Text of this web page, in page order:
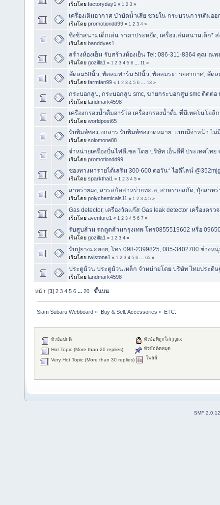
เริ่มโดย factoryday1 « 1 2 3 »
เครื่องเติมอากาศ บำบัดน้ำเสีย ช่วยใน กระบวนการเติมอ
เริ่มโดย promotiondd99 « 1 2 3 4 »
ชิงช้าสนามเด็กเล่น ราคาประหยัด, เครื่องเล่นสนามเด็ก*
เริ่มโดย banddyes1
สร้างห้องเย็น รับสร้างห้องเย็น Tel: 086-311-8364 คุณ ณพ
เริ่มโดย gozilla1 « 1 2 3 4 5 6 11 »
พัดลม50นิ้ว, พัดลมฟาร์ม 50นิ้ว, พัดลมระบายอากาศ, พัด
เริ่มโดย farmfan99 « 1 2 3 4 5 6 13 »
กระบอกสูบ, กระบอกสูบ smc, ขายกระบอกสูบ smc ติดต่
เริ่มโดย landmark4598
เครื่องกรองน้ำดื่มอาร์โอ เครื่องกรองน้ำดื่ม ที่มีเทคโนโย
เริ่มโดย worldpost65
รับพิมพ์ซองเอกสาร รับพิมพ์ซองจดหมาย. แบบมีจ่าหน้า ไ
เริ่มโดย solomone88
จำหน่ายเครื่องปั่นไฟดีเซล โดย บริษัท เอ็นดีที ประเทศไทย
เริ่มโดย promotiondd99
ช่องทางหารายได้เสริม 300-600 ต่อวัน* ไอดีไลน์
เริ่มโดย sparkthai1 « 1 2 3 4 5 »
สาหร่ายผง, สารสกัดสาหร่ายทะเล, สาหร่ายสกัด, ปุ๋ยสาหร่
เริ่มโดย polychemicals11 « 1 2 3 4 5 »
Gas detector, เครื่องวัดแก๊ส Gas leak detector เครื่องตรว
เริ่มโดย aventure1 « 1 2 3 4 5 6 7 »
รับสูบส้วม รถดูดส้วมกรุงเทพ โทร0855519602 หรือ
เริ่มโดย gozilla1 « 1 2 3 4 »
รับปูยางมะตอย, โทร 098-2399825, 085-3402700 ช่างห
เริ่มโดย twistone1 « 1 2 3 4 5 6 65 »
ประตูม้วน ประตูม้วนเหล็ก จำหน่ายโดย บริษัท ไทยประดิษ
เริ่มโดย landmark4598
หน้า: [1]2 3 4 5 6 ...20 ขึ้นบน
Siam Subaru Webboard » Buy & Sell: Accessories » ETC.
หัวข้อปกติ
Hot Topic (More than 20 replies)
Very Hot Topic (More than 30 replies)
หัวข้อที่ถูกใส่กุญแจ
หัวข้อติดหมุด
โพลล์
SMF 2.0.12